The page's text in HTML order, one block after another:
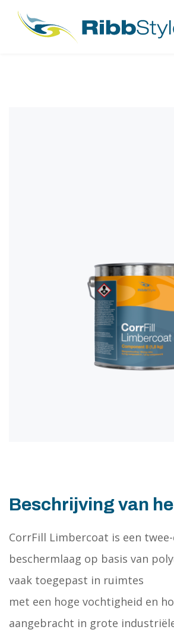
Beschrijving van
CorrFill Limbercoat is een
beschermlaag op basis van
vaak toegepast in ruimtes
met een hoge vochtigheid en
aangebracht in grote